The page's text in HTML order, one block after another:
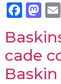
cade
Baskin